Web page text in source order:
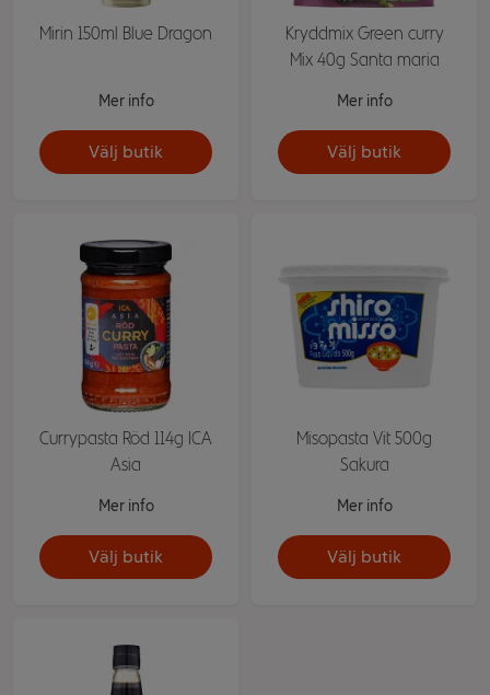
Mirin 150ml Blue Dragon
Mer info
Välj butik
Kryddmix Green curry
Mix 40g Santa maria
Mer info
Välj butik
Currypasta Röd 114g ICA
Asia
Mer info
Välj butik
Misopasta Vit 500g
Sakura
Mer info
Välj butik